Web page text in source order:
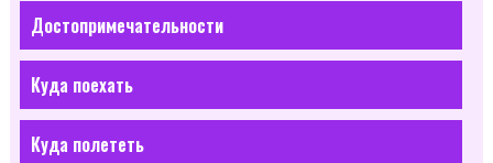
Достопримечательности
Куда поехать
Куда полететь